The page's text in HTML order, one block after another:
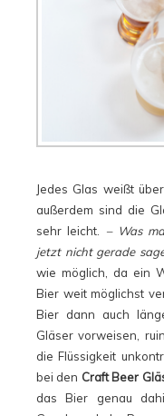
Jedes Glas weißt
außerdem sind die
sehr leicht. – Was
jetzt nicht gerade
wie möglich, da ein
Bier weit möglichst
Bier dann auch
Gläser vorweisen,
die Flüssigkeit
bei den Craft Beer
das Bier genau